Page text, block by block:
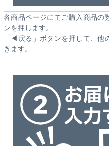
各商品ページにてご購入商品の
ンを押します。
「◀戻る」ボタンを押して、他
きます。